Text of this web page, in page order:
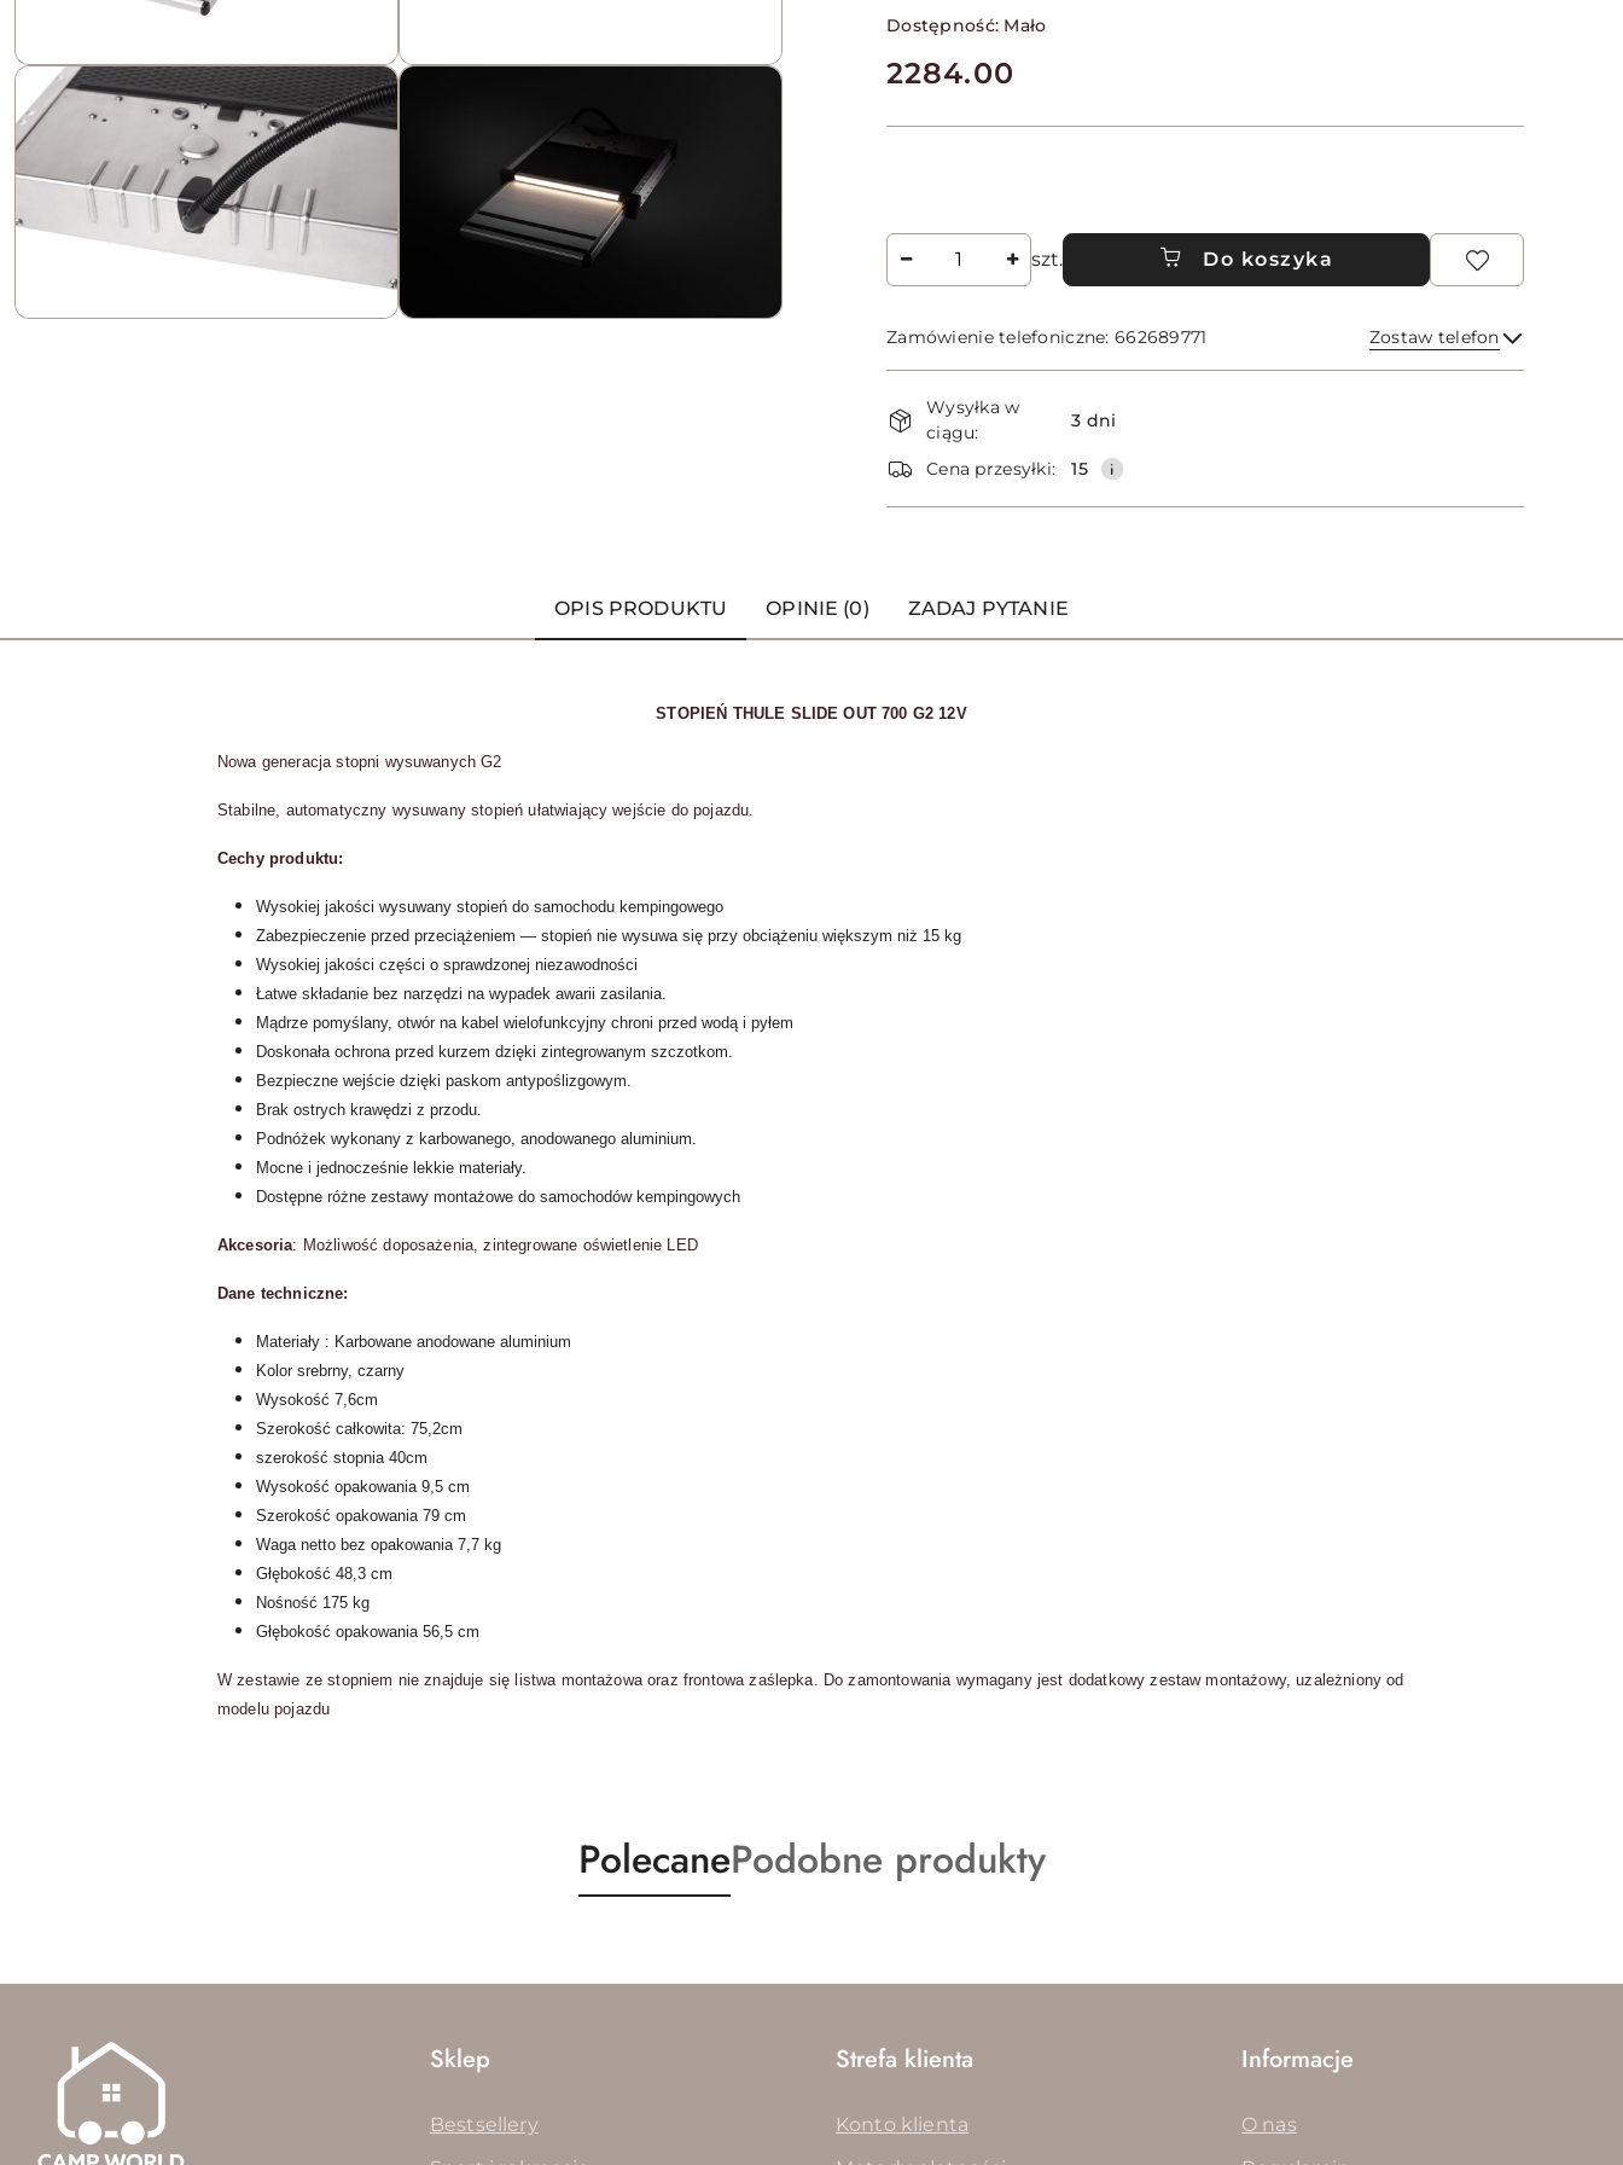
Dostępność: Mało
cena:
2284.00
Ilość
szt. Do koszyka
Zamówienie telefoniczne: 662689771 Zostaw telefon
Wyślij
Dostępność
i
dostawa
Wysyłka w
ciągu:
3 dni
Cena przesyłki: 15
OPIS PRODUKTU OPINIE (0) ZADAJ PYTANIE
STOPIEŃ THULE SLIDE OUT 700 G2 12V
Nowa generacja stopni wysuwanych G2
Stabilne, automatyczny wysuwany stopień ułatwiający wejście do pojazdu.
Cechy produktu:
Wysokiej jakości wysuwany stopień do samochodu kempingowego
Zabezpieczenie przed przeciążeniem — stopień nie wysuwa się przy obciążeniu większym niż 15 kg
Wysokiej jakości części o sprawdzonej niezawodności
Łatwe składanie bez narzędzi na wypadek awarii zasilania.
Mądrze pomyślany, otwór na kabel wielofunkcyjny chroni przed wodą i pyłem
Doskonała ochrona przed kurzem dzięki zintegrowanym szczotkom.
Bezpieczne wejście dzięki paskom antypoślizgowym.
Brak ostrych krawędzi z przodu.
Podnóżek wykonany z karbowanego, anodowanego aluminium.
Mocne i jednocześnie lekkie materiały.
Dostępne różne zestawy montażowe do samochodów kempingowych
Akcesoria: Możliwość doposażenia, zintegrowane oświetlenie LED
Dane techniczne:
Materiały : Karbowane anodowane aluminium
Kolor srebrny, czarny
Wysokość 7,6cm
Szerokość całkowita: 75,2cm
szerokość stopnia 40cm
Wysokość opakowania 9,5 cm
Szerokość opakowania 79 cm
Waga netto bez opakowania 7,7 kg
Głębokość 48,3 cm
Nośność 175 kg
Głębokość opakowania 56,5 cm
W zestawie ze stopniem nie znajduje się listwa montażowa oraz frontowa zaślepka. Do zamontowania wymagany jest dodatkowy zestaw montażowy, uzależniony od
modelu pojazdu
Produkty
o
PolecaneProdukty
o
Podobne produkty
Sklep
Bestsellery
Strefa klienta
Konto klienta
Informacje
O nas